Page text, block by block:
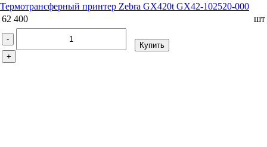
Термотрансферный принтер Zebra GX420t GX42-102520-000
62 400
шт
-
+
Купить